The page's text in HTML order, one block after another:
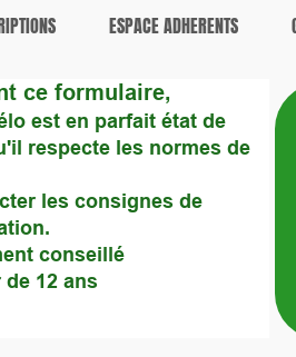
ESPACE ADHERENTS
ce formulaire,
est en parfait état de
respecte les normes de
les consignes de
conseillé
12 ans